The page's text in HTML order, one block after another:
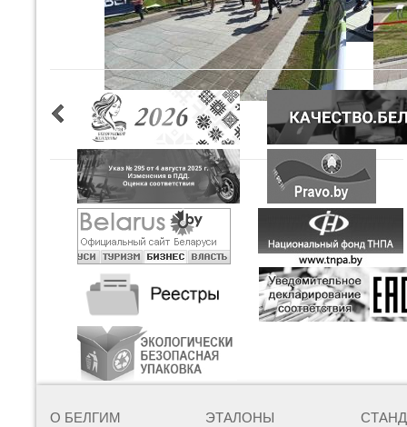
О БЕЛГИМ ЭТАЛОНЫ